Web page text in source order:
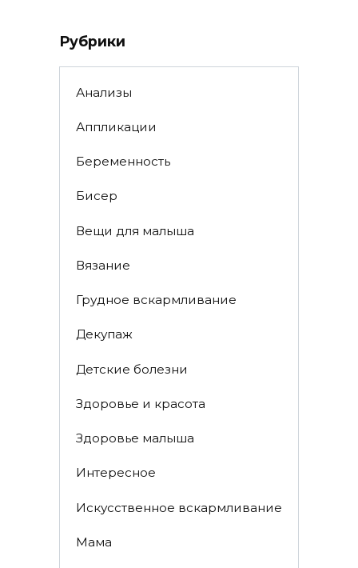
Рубрики
Анализы
Аппликации
Беременность
Бисер
Вещи для малыша
Вязание
Грудное вскармливание
Декупаж
Детские болезни
Здоровье и красота
Здоровье малыша
Интересное
Искусственное вскармливание
Мама